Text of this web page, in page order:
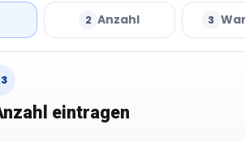
2 Anzahl 3
eintragen